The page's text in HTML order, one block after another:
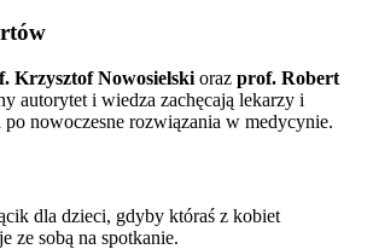
Krzysztof Nowosielski oraz prof. Robert
autorytet i wiedza zachęcają lekarzy i
po nowoczesne rozwiązania w medycynie.
dla dzieci, gdyby któraś z kobiet
ze sobą na spotkanie.